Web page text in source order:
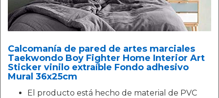
Calcomanía de pared de artes marciales
Taekwondo Boy Fighter Home Interior Art
Sticker vinilo extraíble Fondo adhesivo
Mural 36x25cm
El producto está hecho de material de PVC